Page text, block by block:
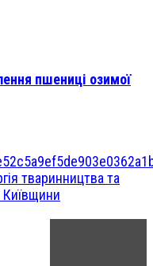
пшениці озимої
тваринництва та
Київщини